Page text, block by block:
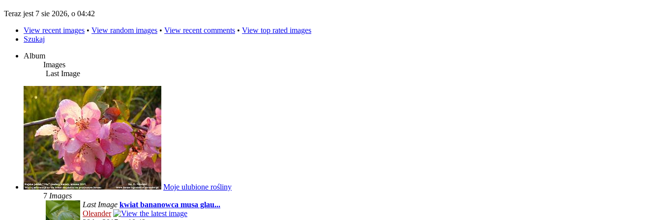
Teraz jest 7 sie 2026, o 04:42
View recent images • View random images • View recent comments • View top rated images
Szukaj
Album
Images
Last Image
Moje ulubione rośliny
7 Images
Last Image kwiat bananowca musa glau...
Oleander